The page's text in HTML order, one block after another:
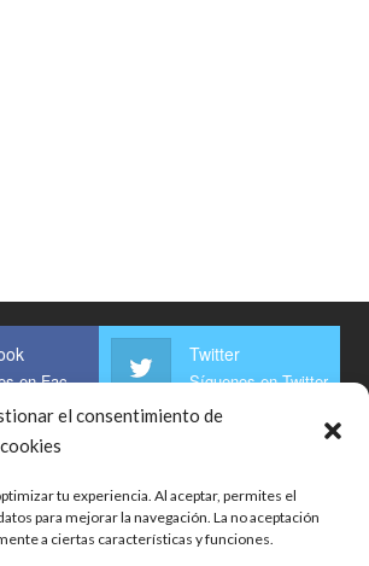
el consentimiento de
tu experiencia. Al aceptar, permites el
para mejorar la navegación. La no aceptación
a ciertas características y funciones.
Síguenos en Facebook
Twitter
Síguenos en Twitter